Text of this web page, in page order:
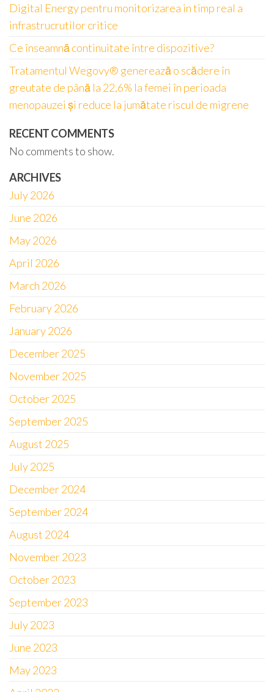
Digital Energy pentru monitorizarea in timp real a
infrastrucrutilor critice
Ce înseamnă continuitate între dispozitive?
Tratamentul Wegovy® generează o scădere în
greutate de până la 22,6% la femei în perioada
menopauzei și reduce la jumătate riscul de migrene
RECENT COMMENTS
No comments to show.
ARCHIVES
July 2026
June 2026
May 2026
April 2026
March 2026
February 2026
January 2026
December 2025
November 2025
October 2025
September 2025
August 2025
July 2025
December 2024
September 2024
August 2024
November 2023
October 2023
September 2023
July 2023
June 2023
May 2023